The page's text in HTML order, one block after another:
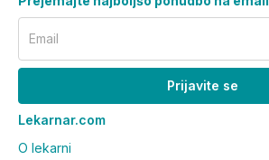
Email
Prijavite se
Lekarnar.com
O lekarni